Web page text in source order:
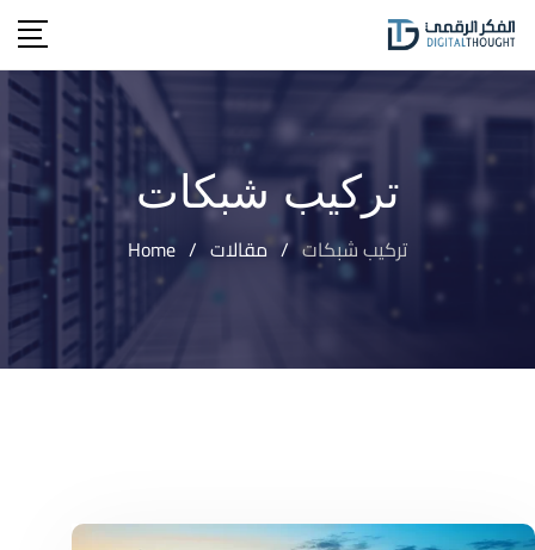
Skip
تركيب شبكات
تركيب شبكات / مقالات /
Home